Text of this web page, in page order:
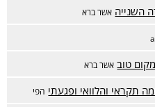
השנייה אשר ברא
טוב אשר ברא
תקראי והלוואי ופגעתי הפי